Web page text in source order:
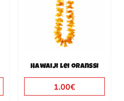
Hawaiji lei oranssi
1.00€